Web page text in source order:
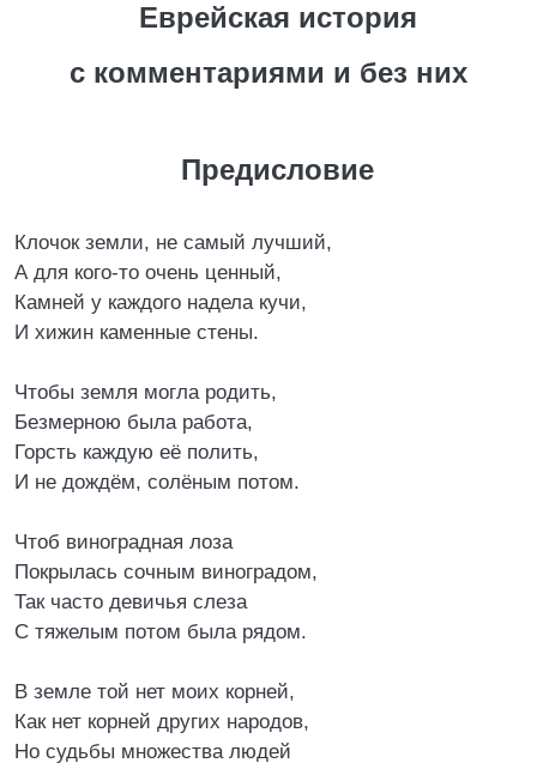
Еврейская история
с комментариями и без них
Предисловие
Клочок земли, не самый лучший,
А для кого-то очень ценный,
Камней у каждого надела кучи,
И хижин каменные стены.
Чтобы земля могла родить,
Безмерною была работа,
Горсть каждую её полить,
И не дождём, солёным потом.
Чтоб виноградная лоза
Покрылась сочным виноградом,
Так часто девичья слеза
С тяжелым потом была рядом.
В земле той нет моих корней,
Как нет корней других народов,
Но судьбы множества людей